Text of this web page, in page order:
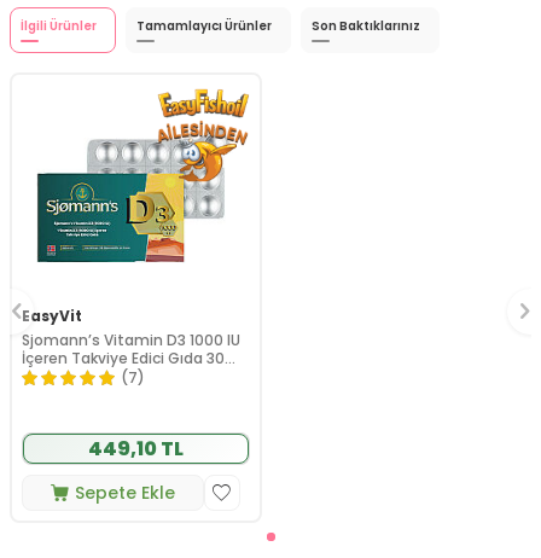
İlgili Ürünler Tamamlayıcı Ürünler Son Baktıklarınız
EasyVit
Sjomann’s Vitamin D3 1000 IU
İçeren Takviye Edici Gıda 30
Adet Çiğnenebilir Jel Form
(7)
449,10 TL
Sepete Ekle